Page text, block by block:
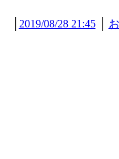
2019/08/28 21:45│